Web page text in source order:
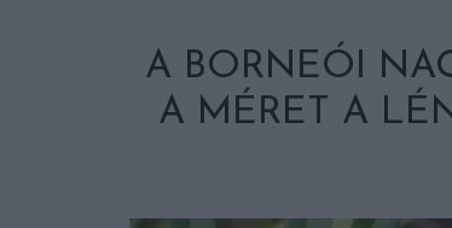
A BORNEÓI
A MÉRET A